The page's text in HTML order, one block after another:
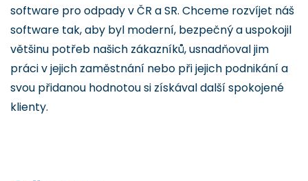
software pro odpady v ČR a SR. Chceme rozvíjet náš
software tak, aby byl moderní, bezpečný a uspokojil
většinu potřeb našich zákazníků, usnadňoval jim
práci v jejich zaměstnání nebo při jejich podnikání a
svou přidanou hodnotou si získával další spokojené
klienty.